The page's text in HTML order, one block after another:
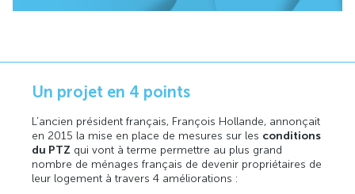
Un projet en 4 points
L’ancien président français, François Hollande, annonçait
en 2015 la mise en place de mesures sur les conditions
du PTZ qui vont à terme permettre au plus grand
nombre de ménages français de devenir propriétaires de
leur logement à travers 4 améliorations :